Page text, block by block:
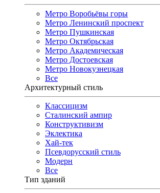
Метро Воробьёвы горы
Метро Ленинский проспект
Метро Пушкинская
Метро Октябрьская
Метро Академическая
Метро Достоевская
Метро Новокузнецкая
Все
Архитектурный стиль
Классицизм
Сталинский ампир
Конструктивизм
Эклектика
Хай-тек
Псевдорусский стиль
Модерн
Все
Тип зданий